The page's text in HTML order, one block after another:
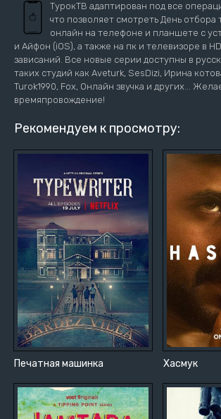
ТурокТВ адаптирован под все
что позволяет смотреть День отбора
онлайн на телефоне и планшете с
и Айфон (iOS), а также на пк и телевизоре в
зависаний. Все новые серии доступны в
таких студий как Aveturk, SesDizi, Ирина
Turok1990, Fox, Онлайн звучка и других...
времяпровождение!
Рекомендуем к просмотру:
Печатная машинка Хасмук